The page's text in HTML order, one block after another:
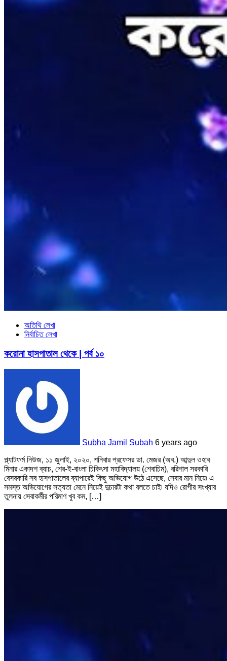
অতিথি লেখা
নির্বাচিত লেখা
করোনা হাসপাতাল থেকে | পর্ব ১০
Subha Jamil Subah 6 years ago
প্ল্যাটফর্ম নিউজ, ১১ জুলাই, ২০২০, শনিবার প্রফেসর ডা. মেজর (অব.) আব্দুল ওহাব
মিনার একাদশ ব্যাচ, শের-ই-বাংলা চিকিৎসা মহাবিদ্যালয় (শেবাচিম), বরিশাল সরকারি
বেসরকারি সব হাসপাতালের ব্যাপারেই কিছু অভিযোগ উঠে এসেছে, সেবার মান নিয়ে৷ এ
সমস্ত অভিযোগের সত্যতা মেনে নিয়েই দুচারটা কথা বলতে চাই৷ যদিও রোগীর সংখ্যার
তুলনায় সেবাকর্মীর পরিমাণ খুব কম, […]